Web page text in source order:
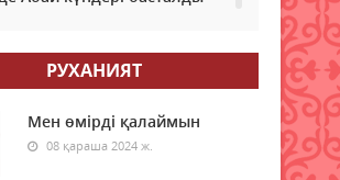
бірі
“Жасыл ел“ еңбек
сенбілік өтті
2026 ж. 17
РУХАНИЯТ
Мен өмірді қалаймын
08 қараша 2024 ж.